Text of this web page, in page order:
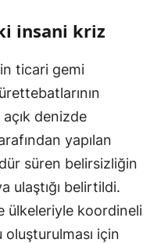
insani kriz
ticari gemi
denizde
yapılan
süren belirsizliğin
ulaştığı belirtildi.
ülkeleriyle koordineli
için